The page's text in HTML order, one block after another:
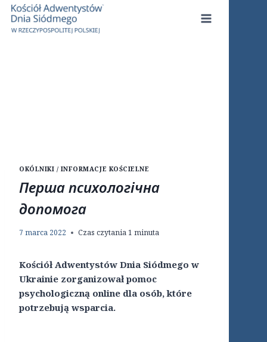
Przejdź
treści
OKÓLNIKI / INFORMACJE KOŚCIELNE
Перша психологічна
допомога
7 marca 2022 Czas czytania1 minuta
Kościół Adwentystów Dnia Siódmego w
Ukrainie zorganizował pomoc
psychologiczną online dla osób, które
potrzebują wsparcia.